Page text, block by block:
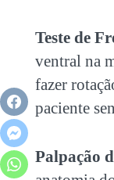
Teste de
ventral na
fazer
paciente
Palpação